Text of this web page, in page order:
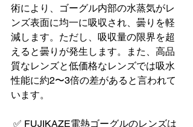
術により、ゴーグル内部の水蒸気がレ
ンズ表面に均一に吸収され、曇りを軽
減します。ただし、吸収量の限界を超
えると曇りが発生します。また、高品
質なレンズと低価格なレンズでは吸水
性能に約2〜3倍の差があると言われて
います。